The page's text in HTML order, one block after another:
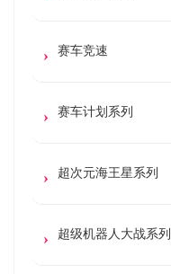
赛车竞速
赛车计划系列
超次元海王星系列
超级机器人大战系列